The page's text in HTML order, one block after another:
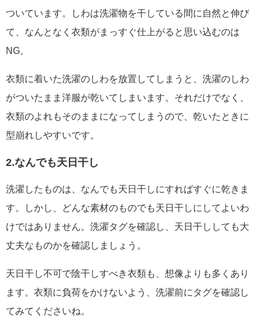
ついています。しわは洗濯物を干している間に自然と伸び
て、なんとなく衣類がまっすぐ仕上がると思い込むのは
NG。
衣類に着いた洗濯のしわを放置してしまうと、洗濯のしわ
がついたまま洋服が乾いてしまいます。それだけでなく、
衣類のよれもそのままになってしまうので、乾いたときに
型崩れしやすいです。
2.なんでも天日干し
洗濯したものは、なんでも天日干しにすればすぐに乾きま
す。しかし、どんな素材のものでも天日干しにしてよいわ
けではありません。洗濯タグを確認し、天日干ししても大
丈夫なものかを確認しましょう。
天日干し不可で陰干しすべき衣類も、想像よりも多くあり
ます。衣類に負荷をかけないよう、洗濯前にタグを確認し
てみてくださいね。